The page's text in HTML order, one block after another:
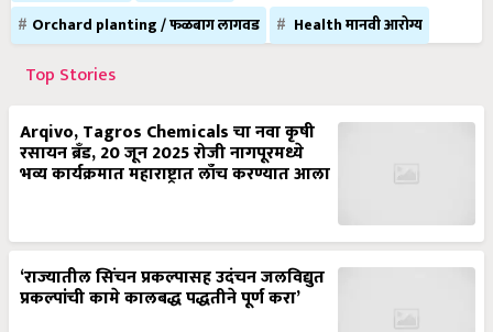
Orchard planting / फळबाग लागवड
Health मानवी आरोग्य
Top Stories
Arqivo, Tagros Chemicals चा नवा कृषी
रसायन ब्रँड, 20 जून 2025 रोजी नागपूरमध्ये
भव्य कार्यक्रमात महाराष्ट्रात लाँच करण्यात आला
‘राज्यातील सिंचन प्रकल्पासह उदंचन जलविद्युत
प्रकल्पांची कामे कालबद्ध पद्धतीने पूर्ण करा’